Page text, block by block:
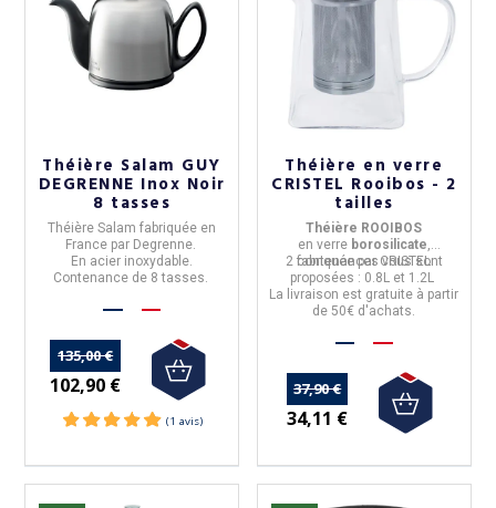
Théière Salam GUY
DEGRENNE Inox Noir
8 tasses
Théière Salam fabriquée en
Francepar Degrenne.
En acier inoxydable.
Contenance de 8 tasses.
135,00 €
102,90 €
Théière en verre
CRISTEL Rooibos - 2
tailles
Théière ROOIBOS
en verre borosilicate,
fabriquée par CRISTEL
2 contenances vous sont
proposées : 0.8L et 1.2L
La livraison est gratuite à partir
de 50€ d'achats.
37,90 €
34,11 €